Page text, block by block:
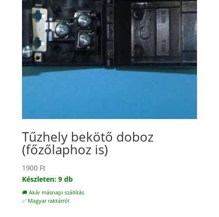
Tűzhely bekötő doboz
(főzőlaphoz is)
1900 Ft
Készleten: 9 db
🚚 Akár másnapi szállítás
✅ Magyar raktárról